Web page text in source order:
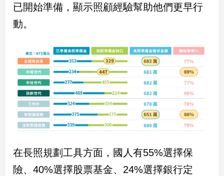
台
點
南
台
灣
觀
點
娛
已開始準備，顯示照顧經驗幫助他們更早行
動。
在長照規劃工具方面，國人有55%選擇保
險、40%選擇股票基金、24%選擇銀行定